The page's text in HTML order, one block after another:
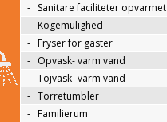
- Sanitare faciliteter opvarmet
- Kogemulighed
- Fryser for gaster
- Opvask- varm vand
- Tojvask- varm vand
- Torretumbler
- Familierum